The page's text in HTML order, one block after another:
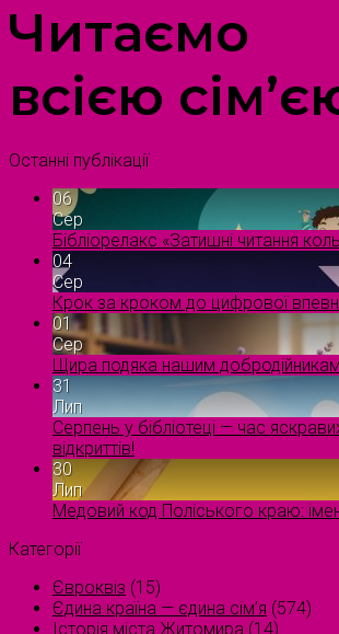
Читаємо
всією
Останні публікації
06
Сер
Бібліорелакс «Затишні читання
04
Сер
Крок за кроком до цифрової
01
Сер
Щира подяка нашим
31
Лип
Серпень у бібліотеці — час
відкриттів!
30
Лип
Медовий код Поліського краю:
Категорії
Євроквіз (15)
Єдина країна — єдина сім’я (574)
Історія міста Житомира (14)